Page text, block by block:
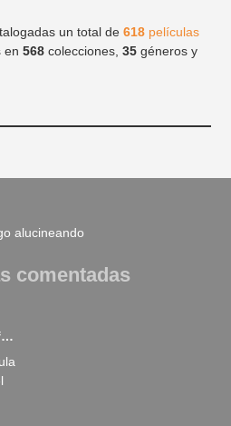
un total de618 películas
en568 colecciones,35 géneros y
comentadas
Sin novedad en el frente (2022)